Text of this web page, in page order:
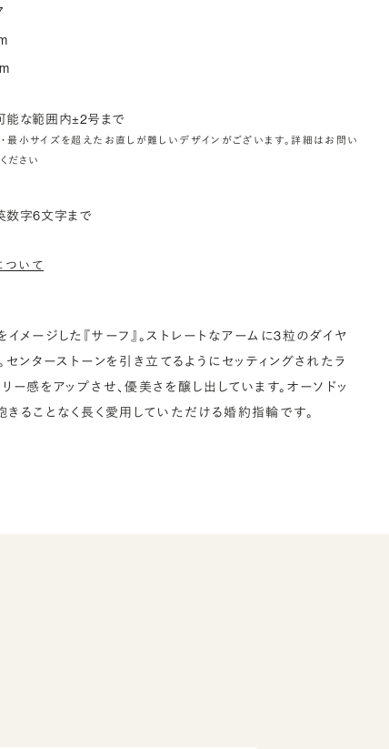
能な範囲内±2号まで
最小サイズを超えたお直しが難しいデザインがございます。詳細はお問い
ださい
数字6文字まで
ついて
メージした『サーフ』。ストレートなアームに3粒のダイヤ
センターストーンを引き立てるようにセッティングされたラ
ー感をアップさせ、優美さを醸し出しています。オーソドッ
ることなく長く愛用していただける婚約指輪です。